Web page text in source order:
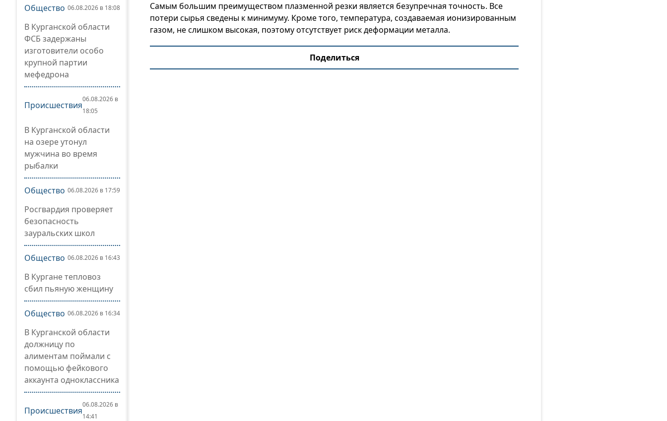
Общество 06.08.2026 в 18:08
В Курганской области
ФСБ задержаны
изготовители особо
крупной партии
мефедрона
Происшествия
06.08.2026 в
18:05
В Курганской области
на озере утонул
мужчина во время
рыбалки
Общество 06.08.2026 в 17:59
Росгвардия проверяет
безопасность
зауральских школ
Общество 06.08.2026 в 16:43
В Кургане тепловоз
сбил пьяную женщину
Общество 06.08.2026 в 16:34
В Курганской области
должницу по
алиментам поймали с
помощью фейкового
аккаунта одноклассника
Происшествия
06.08.2026 в
14:41
Самым большим преимуществом плазменной резки является безупречная точность. Все
потери сырья сведены к минимуму. Кроме того, температура, создаваемая ионизированным
газом, не слишком высокая, поэтому отсутствует риск деформации металла.
Поделиться